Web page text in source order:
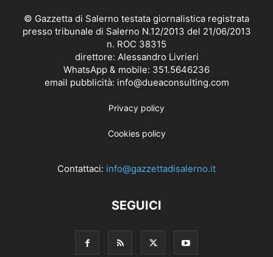
© Gazzetta di Salerno testata giornalistica registrata
presso tribunale di Salerno N.12/2013 del 21/06/2013
n. ROC 38315
direttore: Alessandro Livrieri
WhatsApp & mobile: 351.5646236
email pubblicità: info@dueaconsulting.com
Privacy policy
Cookies policy
Contattaci: info@gazzettadisalerno.it
SEGUICI